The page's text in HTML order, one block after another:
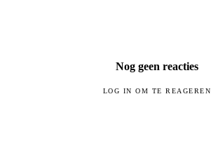
Nog geen reacties
LOG IN OM TE REAGEREN